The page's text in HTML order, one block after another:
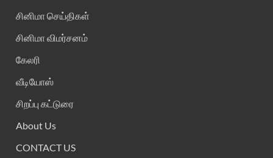
சினிமா செய்திகள்
சினிமா விமர்சனம்
கேலரி
வீடியோஸ்
சிறப்பு கட்டுரை
About Us
CONTACT US